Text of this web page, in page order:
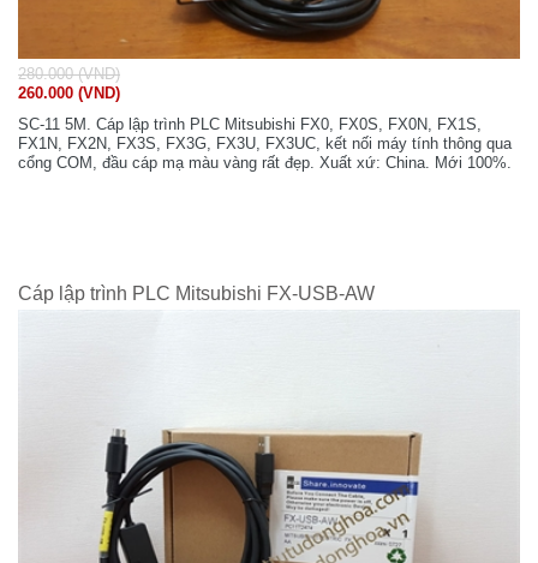
280.000 (VND)
260.000 (VND)
SC-11 5M. Cáp lập trình PLC Mitsubishi FX0, FX0S, FX0N, FX1S,
FX1N, FX2N, FX3S, FX3G, FX3U, FX3UC, kết nối máy tính thông qua
cổng COM, đầu cáp mạ màu vàng rất đẹp. Xuất xứ: China. Mới 100%.
Cáp lập trình PLC Mitsubishi FX-USB-AW